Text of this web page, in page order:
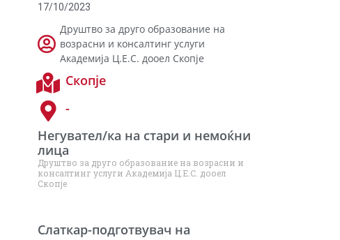
17/10/2023
Друштво за друго образование на
возрасни и консалтинг услуги
Академија Ц.Е.С. дооел Скопје
Скопје
-
Негувател/ка на стари и немоќни
лица
Друштво за друго образование на возрасни и
консалтинг услуги Академија Ц.Е.С. дооел
Скопје
Слаткар-подготвувач на